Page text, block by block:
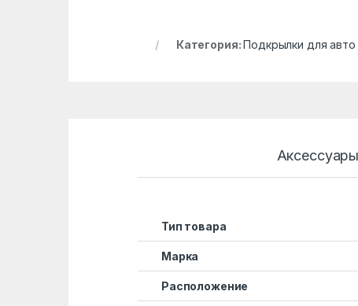
Категория:Подкрылки для авто
Аксессуары
Тип товара
Марка
Расположение